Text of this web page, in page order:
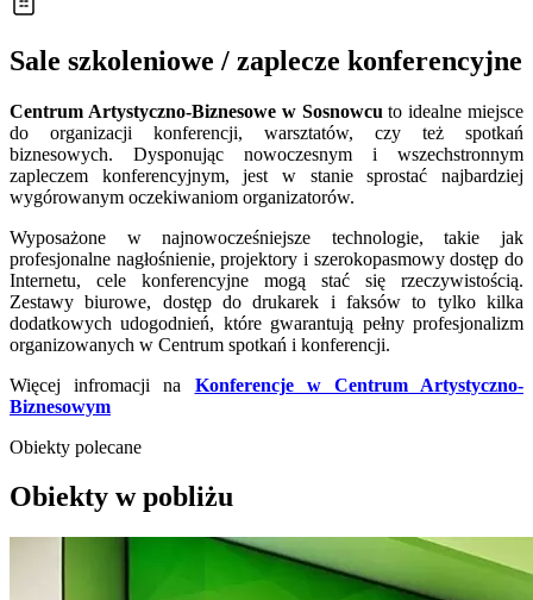
Sale szkoleniowe / zaplecze konferencyjne
Centrum Artystyczno-Biznesowe w Sosnowcu to idealne miejsce
do organizacji konferencji, warsztatów, czy też spotkań
biznesowych. Dysponując nowoczesnym i wszechstronnym
zapleczem konferencyjnym, jest w stanie sprostać najbardziej
wygórowanym oczekiwaniom organizatorów.
Wyposażone w najnowocześniejsze technologie, takie jak
profesjonalne nagłośnienie, projektory i szerokopasmowy dostęp do
Internetu, cele konferencyjne mogą stać się rzeczywistością.
Zestawy biurowe, dostęp do drukarek i faksów to tylko kilka
dodatkowych udogodnień, które gwarantują pełny profesjonalizm
organizowanych w Centrum spotkań i konferencji.
Więcej infromacji na Konferencje w Centrum Artystyczno-
Biznesowym
Obiekty polecane
Obiekty w pobliżu